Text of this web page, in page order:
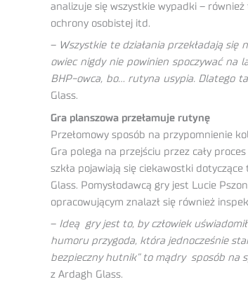
analizuje się wszystkie wypadki –
ochrony osobistej itd.
– Wszystkie te działania przekładają
owiec nigdy nie powinien spoczywać na
BHP-owca, bo… rutyna usypia. Dlatego
Glass.
Gra planszowa przełamuje rutynę
Przełomowy sposób na przypomnienie
Gra polega na przejściu przez cały
szkła pojawiają się ciekawostki
Glass. Pomysłodawcą gry jest Lucie
opracowującym znalazł się również
– Ideą gry jest to, by człowiek
humoru przygoda, która jednocześnie
bezpieczny hutnik” to mądry sposób na
z Ardagh Glass.